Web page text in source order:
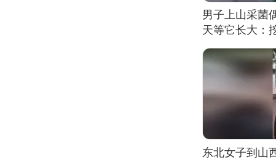
男子上山采菌
天等它长大：
东北女子到山